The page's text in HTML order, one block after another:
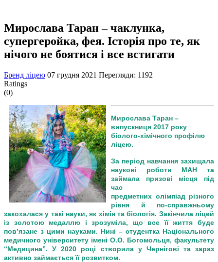
Мирослава Таран – чаклунка,
супергеройка, фея. Історія про те, як
нічого не боятися і все встигати
Бренд ліцею 07 грудня 2021 Перегляди: 1192
Ratings
(0)
Мирослава Таран –
випускниця 2017 року
біолого-хімічного профілю
ліцею.
За період навчання захищала
наукові роботи МАН та
займала призові місця під
час
предметних олімпіад різного
рівня й по-справжньому
закохалася у такі науки, як хімія та біологія. Закінчила ліцей
із золотою медаллю і зрозуміла, що все її життя буде
пов’язане з цими науками. Нині – студентка Національного
медичного університету імені О.О. Богомольця, факультету
“Медицина”. У 2020 році створила у Чернігові та зараз
активно займається її розвитком.